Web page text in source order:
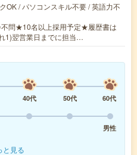
OK / パソコンスキル不要 / 英語力不
不問★10名以上採用予定★履歴書は
1)翌営業日までに担当…
40代 50代
60代
男性
と見る